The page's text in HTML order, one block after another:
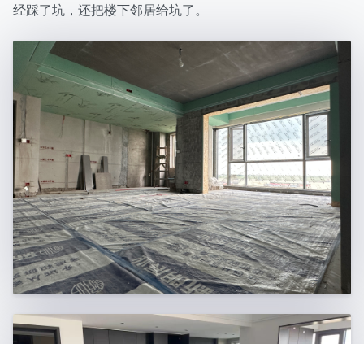
经踩了坑，还把楼下邻居给坑了。